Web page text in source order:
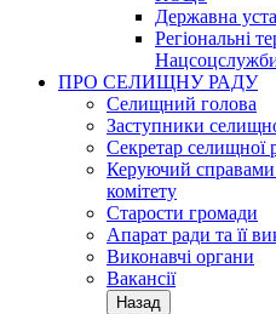
Державна
Регіональні
ПРО СЕЛИЩНУ РАДУ
Селищний голова
Заступники
Секретар селищної
Керуючий справами
комітету
Старости громади
Апарат ради та її
Виконавчі органи
Вакансії
Назад